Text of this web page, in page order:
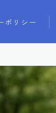
ポリシー